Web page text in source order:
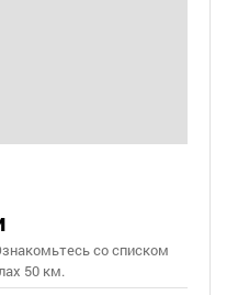
со списком
50 км.